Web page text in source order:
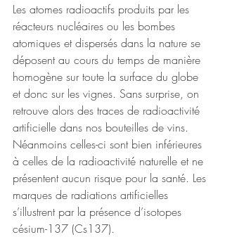
Les atomes radioactifs produits par les
réacteurs nucléaires ou les bombes
atomiques et dispersés dans la nature se
déposent au cours du temps de manière
homogène sur toute la surface du globe
et donc sur les vignes. Sans surprise, on
retrouve alors des traces de radioactivité
artificielle dans nos bouteilles de vins.
Néanmoins celles-ci sont bien inférieures
à celles de la radioactivité naturelle et ne
présentent aucun risque pour la santé. Les
marques de radiations artificielles
s’illustrent par la présence d’isotopes
césium-137 (Cs137).